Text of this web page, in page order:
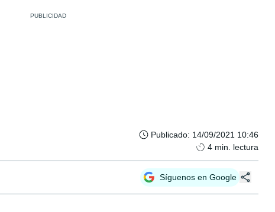
Publicado: 14/09/2021 10:46
4 min. lectura
Síguenos en Google